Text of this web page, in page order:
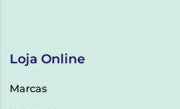
Loja Online
Marcas